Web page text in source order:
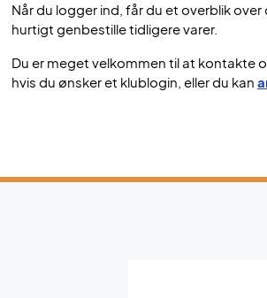
Når du logger ind, får du et overblik
hurtigt genbestille tidligere varer.
Du er meget velkommen til at kontakte
hvis du ønsker et klublogin, eller du kan